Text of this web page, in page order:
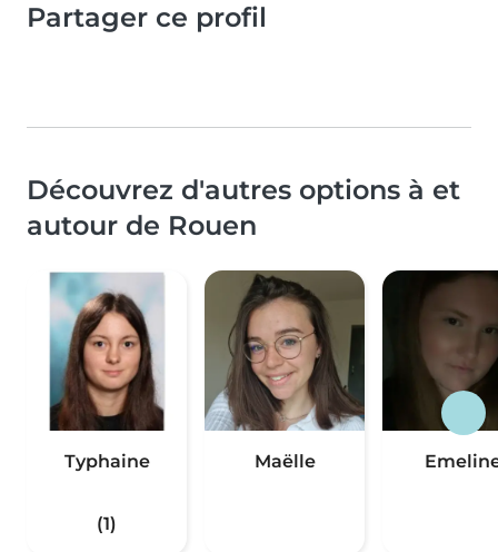
Partager ce profil
Découvrez d'autres options à et
autour de Rouen
Typhaine
(1)
Maëlle